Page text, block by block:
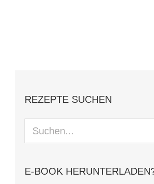
REZEPTE SUCHEN
Suche
nach:
E-BOOK